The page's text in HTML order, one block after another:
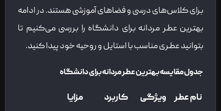
برای کلاس‌های درسی و فضاهای آموزشی هستند. در ادامه
بهترین عطر مردانه برای دانشگاه را بررسی می‌کنیم تا
بتوانید عطری مناسب با استایل و روحیه خود پیدا کنید.
جدول مقایسه بهترین عطر مردانه برای دانشگاه
نام عطر ویژگی کاربرد مزایا